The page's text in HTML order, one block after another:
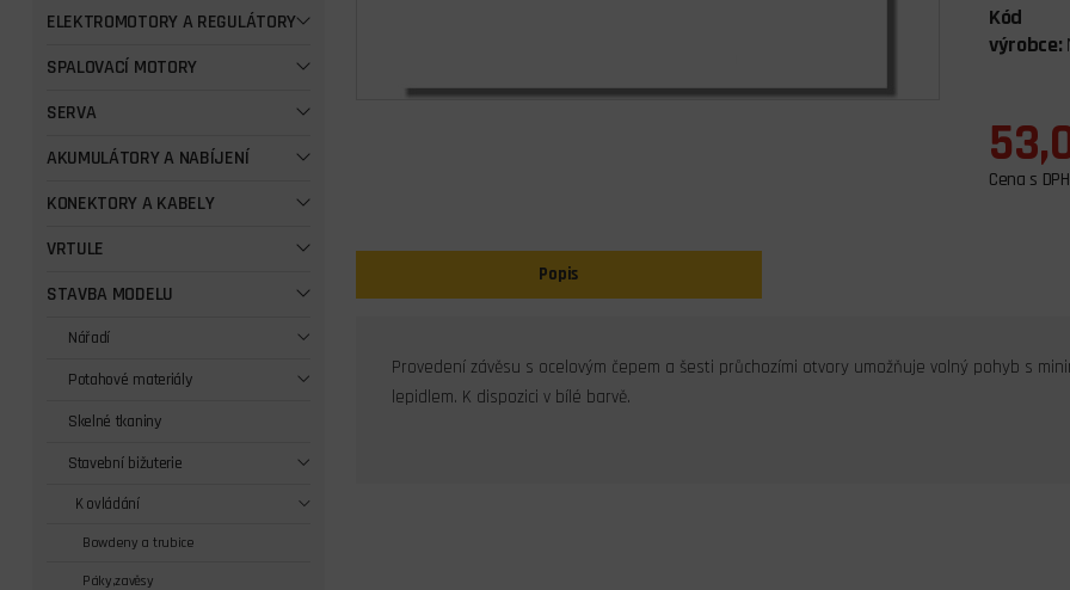
ELEKTROMOTORY A REGULÁTORY
SPALOVACÍ MOTORY
SERVA
AKUMULÁTORY A NABÍJENÍ
KONEKTORY A KABELY
VRTULE
STAVBA MODELU
Nářadí
Potahové materiály
Skelné tkaniny
Stavební bižuterie
K ovládání
Bowdeny a trubice
Páky,zavěsy
Kód
výrobce:
Cena s DPH
Popis
Provedení závěsu s ocelovým čepem a šesti průchozími otvory umožňuje volný pohyb s
lepidlem. K dispozici v bílé barvě.